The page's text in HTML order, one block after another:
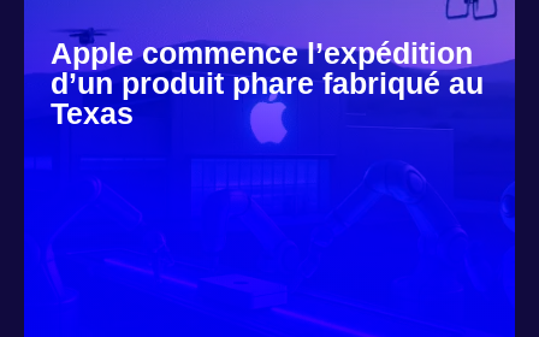
Apple commence l’expédition
d’un produit phare fabriqué au
Texas